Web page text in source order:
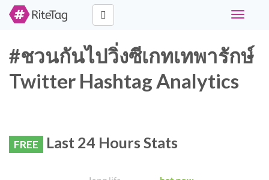
Toggle
#ชวนกันไปวิ่งซีเกทเทพารักษ์
Twitter Hashtag Analytics
FREE Last 24 Hours Stats